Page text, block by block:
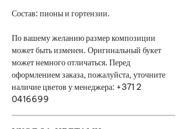
Состав: пионы и гортензии.
По вашему желанию размер композиции
может быть изменен. Оригинальный букет
может немного отличаться. Перед
оформлением заказа, пожалуйста, уточните
наличие цветов у менеджера: +371 2
0416699